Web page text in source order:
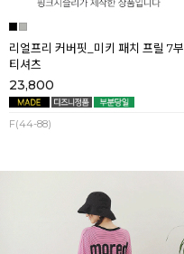
리얼프리 커버핏_미키 패치 프릴 7부
티셔츠
23,800
F(44-88)